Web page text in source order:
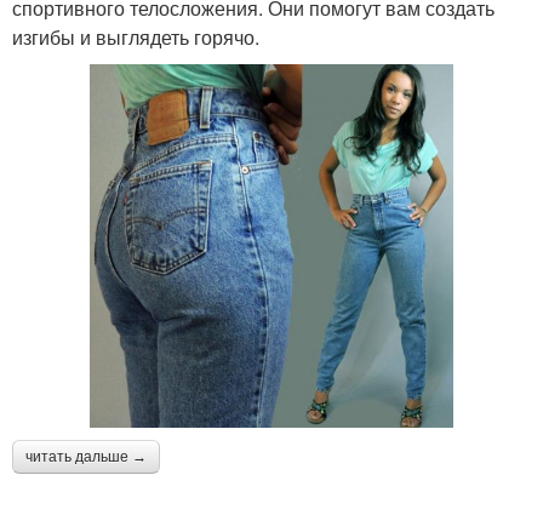
спортивного телосложения. Они помогут вам создать
изгибы и выглядеть горячо.
читать дальше →